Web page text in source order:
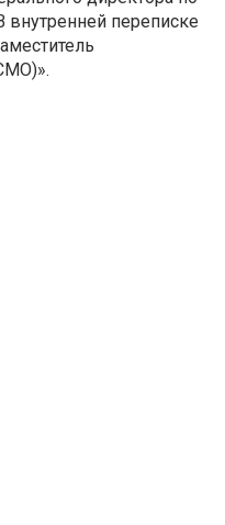
внутренней переписке